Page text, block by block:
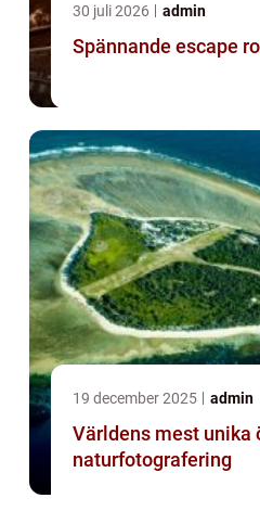
30 juli 2026 admin
Spännande escape
19 december 2025 admin
Världens mest unika
naturfotografering